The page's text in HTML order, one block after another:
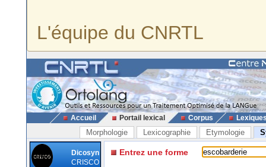
L'équipe du CNRTL
Accueil Portail lexical Corpus
Morphologie Lexicographie Etymologie
Dicosyn
CRISCO
Entrez une forme